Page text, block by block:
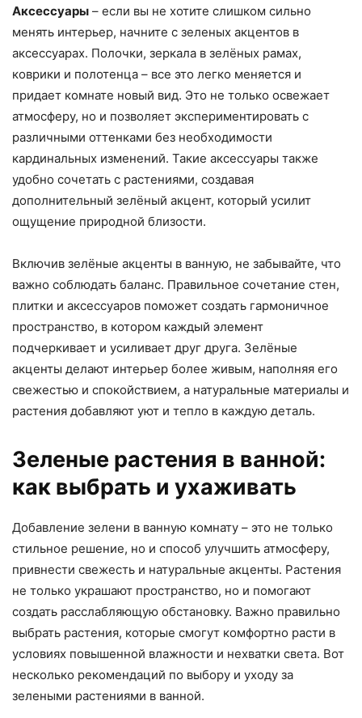
Аксессуары – если вы не хотите слишком сильно
менять интерьер, начните с зеленых акцентов в
аксессуарах. Полочки, зеркала в зелёных рамах,
коврики и полотенца – все это легко меняется и
придает комнате новый вид. Это не только освежает
атмосферу, но и позволяет экспериментировать с
различными оттенками без необходимости
кардинальных изменений. Такие аксессуары также
удобно сочетать с растениями, создавая
дополнительный зелёный акцент, который усилит
ощущение природной близости.
Включив зелёные акценты в ванную, не забывайте, что
важно соблюдать баланс. Правильное сочетание стен,
плитки и аксессуаров поможет создать гармоничное
пространство, в котором каждый элемент
подчеркивает и усиливает друг друга. Зелёные
акценты делают интерьер более живым, наполняя его
свежестью и спокойствием, а натуральные материалы и
растения добавляют уют и тепло в каждую деталь.
Зеленые растения в ванной:
как выбрать и ухаживать
Добавление зелени в ванную комнату – это не только
стильное решение, но и способ улучшить атмосферу,
привнести свежесть и натуральные акценты. Растения
не только украшают пространство, но и помогают
создать расслабляющую обстановку. Важно правильно
выбрать растения, которые смогут комфортно расти в
условиях повышенной влажности и нехватки света. Вот
несколько рекомендаций по выбору и уходу за
зелеными растениями в ванной.